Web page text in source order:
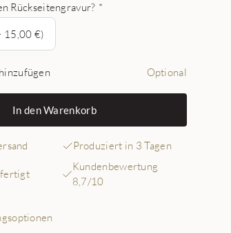
Rückseitengravur? *
15,00 €)
Optional
In den Warenkorb
Produziert in 3 Tagen
Kundenbewertung
8,7/10